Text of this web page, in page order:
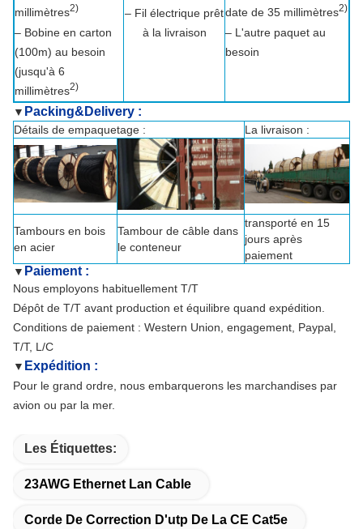
millimètres2)
– Bobine en carton
(100m) au besoin
(jusqu'à 6
millimètres2)
– Fil électrique prêt
à la livraison
date de 35 millimètres2)
– L'autre paquet au
besoin
▼ Packing&Delivery :
Détails de empaquetage : La livraison :
Tambours en bois
en acier
Tambour de câble dans
le conteneur
transporté en 15
jours après
paiement
▼ Paiement :
Nous employons habituellement T/T
Dépôt de T/T avant production et équilibre quand expédition.
Conditions de paiement : Western Union, engagement, Paypal,
T/T, L/C
▼ Expédition :
Pour le grand ordre, nous embarquerons les marchandises par
avion ou par la mer.
Les Étiquettes:
23AWG Ethernet Lan Cable
Corde De Correction D'utp De La CE Cat5e